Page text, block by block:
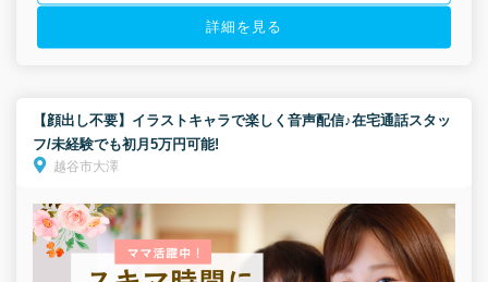
詳細を見る
【顔出し不要】イラストキャラで楽しく音声配信♪在宅通話スタッ
フ/未経験でも初月5万円可能!
越谷市大澤